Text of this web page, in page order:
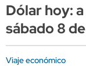
Dólar hoy:
sábado 8
Viaje económico